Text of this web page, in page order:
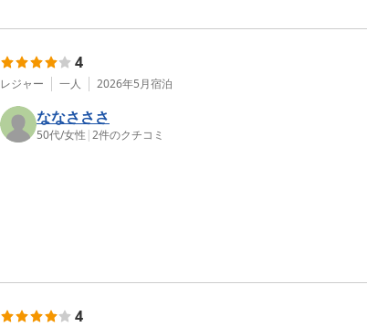
4
レジャー 一人 2026年5月宿泊
ななさささ
50代/女性 |2件のクチコミ
4